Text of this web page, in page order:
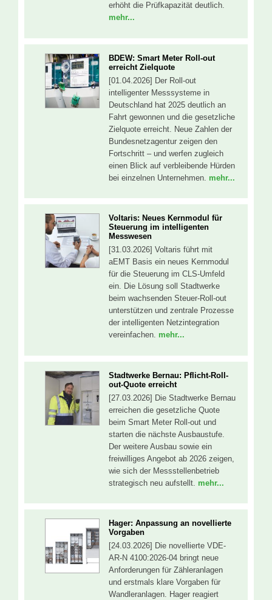
erhöht die Prüfkapazität deutlich.
mehr...
BDEW: Smart Meter Roll-out
erreicht Zielquote
[01.04.2026] Der Roll-out
intelligenter Messsysteme in
Deutschland hat 2025 deutlich an
Fahrt gewonnen und die gesetzliche
Zielquote erreicht. Neue Zahlen der
Bundesnetzagentur zeigen den
Fortschritt – und werfen zugleich
einen Blick auf verbleibende Hürden
bei einzelnen Unternehmen. mehr...
Voltaris: Neues Kernmodul für
Steuerung im intelligenten
Messwesen
[31.03.2026] Voltaris führt mit
aEMT Basis ein neues Kernmodul
für die Steuerung im CLS-Umfeld
ein. Die Lösung soll Stadtwerke
beim wachsenden Steuer-Roll-out
unterstützen und zentrale Prozesse
der intelligenten Netzintegration
vereinfachen. mehr...
Stadtwerke Bernau: Pflicht-Roll-
out-Quote erreicht
[27.03.2026] Die Stadtwerke Bernau
erreichen die gesetzliche Quote
beim Smart Meter Roll-out und
starten die nächste Ausbaustufe.
Der weitere Ausbau sowie ein
freiwilliges Angebot ab 2026 zeigen,
wie sich der Messstellenbetrieb
strategisch neu aufstellt. mehr...
Hager: Anpassung an novellierte
Vorgaben
[24.03.2026] Die novellierte VDE-
AR-N 4100:2026-04 bringt neue
Anforderungen für Zähleranlagen
und erstmals klare Vorgaben für
Wandleranlagen. Hager reagiert